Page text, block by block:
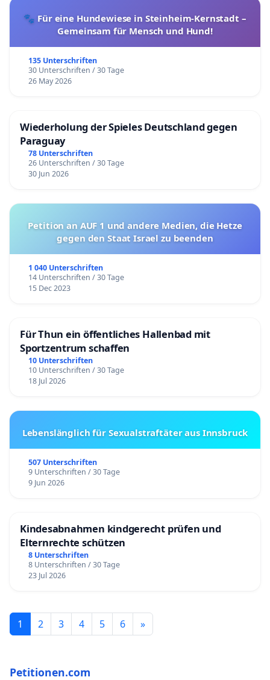
🐾 Für eine Hundewiese in Steinheim-Kernstadt –
Gemeinsam für Mensch und Hund!
135 Unterschriften
30 Unterschriften / 30 Tage
26 May 2026
Wiederholung der Spieles Deutschland gegen
Paraguay
78 Unterschriften
26 Unterschriften / 30 Tage
30 Jun 2026
Petition an AUF 1 und andere Medien, die Hetze
gegen den Staat Israel zu beenden
1 040 Unterschriften
14 Unterschriften / 30 Tage
15 Dec 2023
Für Thun ein öffentliches Hallenbad mit
Sportzentrum schaffen
10 Unterschriften
10 Unterschriften / 30 Tage
18 Jul 2026
Lebenslänglich für Sexualstraftäter aus Innsbruck
507 Unterschriften
9 Unterschriften / 30 Tage
9 Jun 2026
Kindesabnahmen kindgerecht prüfen und
Elternrechte schützen
8 Unterschriften
8 Unterschriften / 30 Tage
23 Jul 2026
1 2 3 4 5 6 »
Petitionen.com